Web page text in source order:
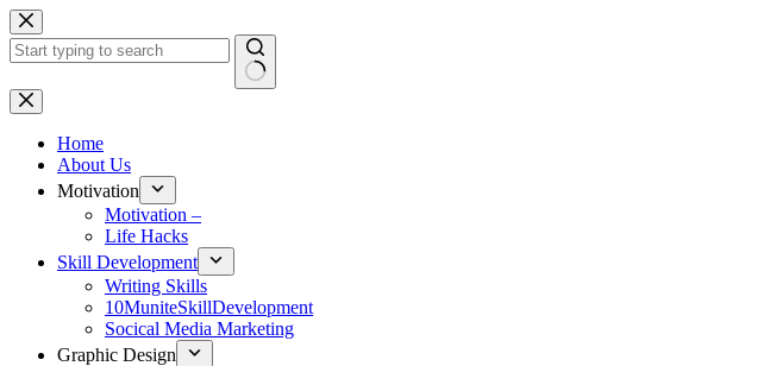
Skip
to
content
No
results
Home
About Us
Motivation
Motivation –
Life Hacks
Skill Development
Writing Skills
10MuniteSkillDevelopment
Socical Media Marketing
Graphic Design